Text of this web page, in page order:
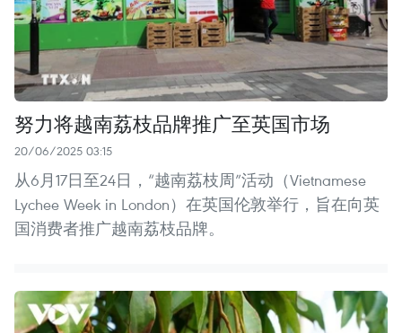
努力将越南荔枝品牌推广至英国市场
20/06/2025 03:15
从6月17日至24日，“越南荔枝周”活动（Vietnamese
Lychee Week in London）在英国伦敦举行，旨在向英
国消费者推广越南荔枝品牌。